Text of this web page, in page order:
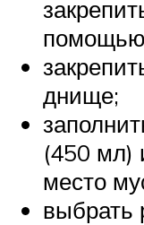
помощью
днище;
(450 мл)
место
выбрать